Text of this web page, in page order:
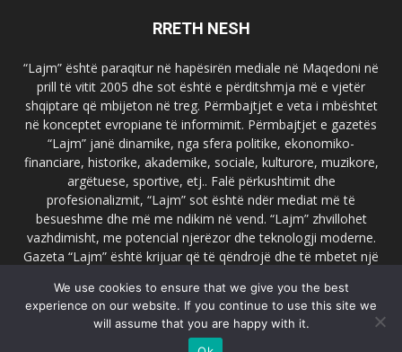
RRETH NESH
“Lajm” është paraqitur në hapësirën mediale në Maqedoni në
prill të vitit 2005 dhe sot është e përditshmja më e vjetër
shqiptare që mbijeton në treg. Përmbajtjet e veta i mbështet
në konceptet evropiane të informimit. Përmbajtjet e gazetës
“Lajm” janë dinamike, nga sfera politike, ekonomiko-
financiare, historike, akademike, sociale, kulturore, muzikore,
argëtuese, sportive, etj.. Falë përkushtimit dhe
profesionalizmit, “Lajm” sot është ndër mediat më të
besueshme dhe më me ndikim në vend. “Lajm” zhvillohet
vazhdimisht, me potencial njerëzor dhe teknologji moderne.
Gazeta “Lajm” është krijuar që të qëndrojë dhe të mbetet një
faqja zyrtare e gazetës “Lajm”, www.lajmpress.org është një
ndër portalet më të njohur në Maqedoni.
We use cookies to ensure that we give you the best
experience on our website. If you continue to use this site we
will assume that you are happy with it.